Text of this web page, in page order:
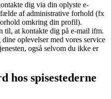
dig via din oplyste e-
af administrative forhold (fx
omkring din profil).
til, at kontakte dig på e-mail ifm.
oplevelser med vores service
også selvom du ikke er
hos spisestederne